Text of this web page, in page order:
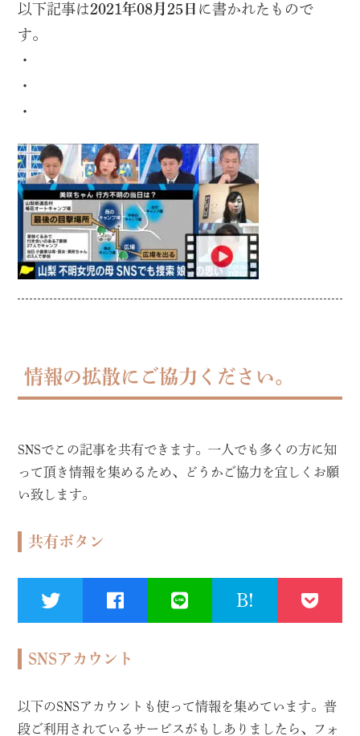
以下記事は2021年08月25日 に書かれたもので
す。
・
・
・
情報の拡散にご協力ください。
SNSでこの記事を共有できます。一人でも多くの方に知
って頂き情報を集めるため、どうかご協力を宜しくお願
い致します。
共有ボタン
B!
SNSアカウント
以下のSNSアカウントも使って情報を集めています。普
段ご利用されているサービスがもしありましたら、フォ